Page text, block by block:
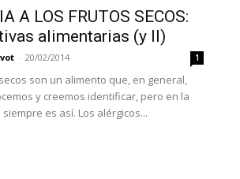
A LOS FRUTOS SECOS:
alimentarias (y II)
- 20/02/2014 1
son un alimento que, en general,
y creemos identificar, pero en la
es así. Los alérgicos...